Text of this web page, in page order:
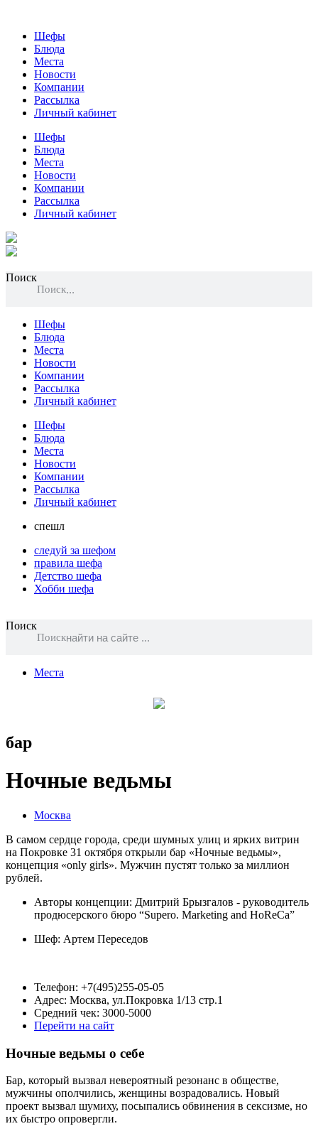
Шефы
Блюда
Места
Новости
Компании
Рассылка
Личный кабинет
Шефы
Блюда
Места
Новости
Компании
Рассылка
Личный кабинет
Поиск
Поиск
Шефы
Блюда
Места
Новости
Компании
Рассылка
Личный кабинет
Шефы
Блюда
Места
Новости
Компании
Рассылка
Личный кабинет
спешл
следуй за шефом
правила шефа
Детство шефа
Хобби шефа
Поиск
Поиск
Места
бар
Ночные ведьмы
Москва
В самом сердце города, среди шумных улиц и ярких витрин
на Покровке 31 октября открыли бар «Ночные ведьмы»,
концепция «only girls». Мужчин пустят только за миллион
рублей.
Авторы концепции: Дмитрий Брызгалов - руководитель
продюсерского бюро “Supero. Marketing and HoReCa”
Шеф: Артем Переседов
Телефон: +7(495)255-05-05
Адрес: Москва, ул.Покровка 1/13 стр.1
Средний чек: 3000-5000
Перейти на сайт
Ночные ведьмы о себе
Бар, который вызвал невероятный резонанс в обществе,
мужчины ополчились, женщины возрадовались. Новый
проект вызвал шумиху, посыпались обвинения в сексизме, но
их быстро опровергли.